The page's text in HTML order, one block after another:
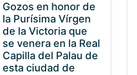
Gozos en honor de
la Purísima Vírgen
de la Victoria que
se venera en la Real
Capilla del Palau de
esta ciudad de